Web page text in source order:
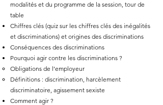
modalités et du programme de la session, tour de
table
Chiffres clés (quiz sur les chiffres clés des inégalités
et discriminations) et origines des discriminations
​Conséquences des discriminations
Pourquoi agir contre les discriminations ?
Obligations de l’employeur
Définitions : discrimination, harcèlement
discriminatoire, agissement sexiste
​Comment agir ?